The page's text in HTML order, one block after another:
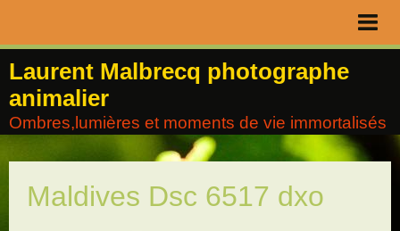
Page d'accueil
Livre d'or
Contact
Album
Agenda
Laurent Malbrecq photographe
animalier
Ombres,lumières et moments de vie immortalisés
Maldives Dsc 6517 dxo